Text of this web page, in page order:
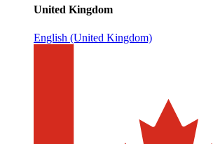
United Kingdom
English (United Kingdom)